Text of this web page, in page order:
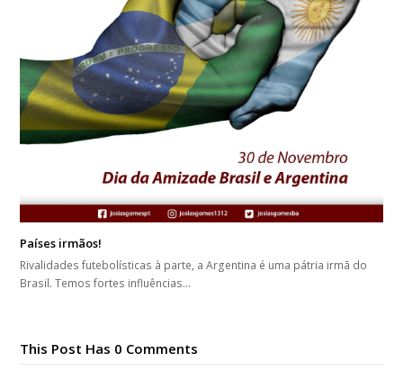
Países irmãos!
Rivalidades futebolísticas à parte, a Argentina é uma pátria irmã do
Brasil. Temos fortes influências…
This Post Has 0 Comments